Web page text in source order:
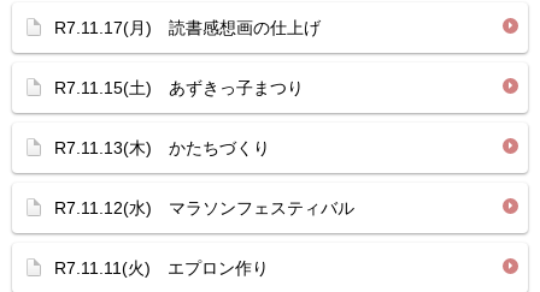
R7.11.17(月) 読書感想画の仕上げ
R7.11.15(土) あずきっ子まつり
R7.11.13(木) かたちづくり
R7.11.12(水) マラソンフェスティバル
R7.11.11(火) エプロン作り